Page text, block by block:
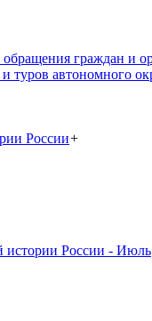
граждан и
туров автономного
России+
истории России - Июль